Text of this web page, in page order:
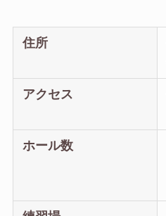
住所
アクセス
ホール数